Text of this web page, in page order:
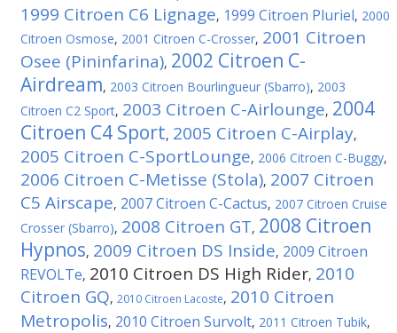
1999 Citroen C6 Lignage, 1999 Citroen Pluriel, 2000
Citroen Osmose, 2001 Citroen C-Crosser, 2001 Citroen
Osee (Pininfarina), 2002 Citroen C-
Airdream, 2003 Citroen Bourlingueur (Sbarro), 2003
Citroen C2 Sport, 2003 Citroen C-Airlounge, 2004
Citroen C4 Sport, 2005 Citroen C-Airplay,
2005 Citroen C-SportLounge, 2006 Citroen C-Buggy,
2006 Citroen C-Metisse (Stola), 2007 Citroen
C5 Airscape, 2007 Citroen C-Cactus, 2007 Citroen Cruise
Crosser (Sbarro), 2008 Citroen GT, 2008 Citroen
Hypnos, 2009 Citroen DS Inside, 2009 Citroen
REVOLTe, 2010 Citroen DS High Rider, 2010
Citroen GQ, 2010 Citroen Lacoste, 2010 Citroen
Metropolis, 2010 Citroen Survolt, 2011 Citroen Tubik,